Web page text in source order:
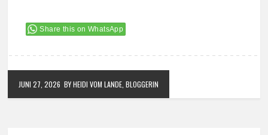
Share this on WhatsApp
JUNI 27, 2026 BY HEIDI VOM LANDE, BLOGGERIN